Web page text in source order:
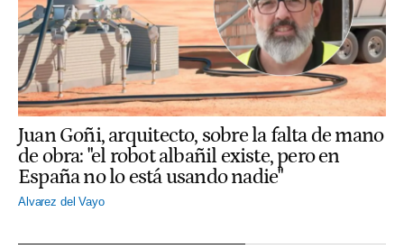
Juan Goñi, arquitecto, sobre la falta de mano
de obra: "el robot albañil existe, pero en
España no lo está usando nadie"
Alvarez del Vayo